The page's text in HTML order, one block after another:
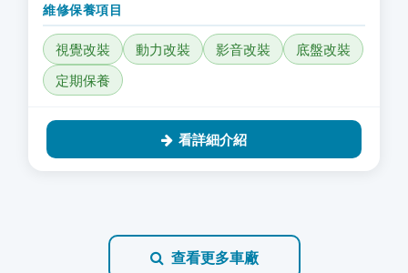
維修保養項目
視覺改裝 動力改裝 影音改裝
底盤改裝
定期保養
看詳細介紹
查看更多車廠